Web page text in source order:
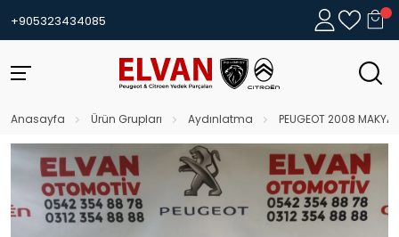
+905323434085
Anasayfa Ürün Grupları Aydınlatma PEUGEOT 2008